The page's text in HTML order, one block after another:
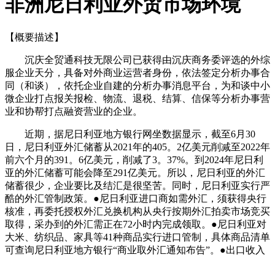
【概要描述】
沉庆全贸通科技无限公司已获得由沉庆商务委评选的外综
服企业天分，具备对外商业运营者身份，依法签定分析办事合
同（和谈），依托企业自建的分析办事消息平台，为和谈中小
微企业打点报关报检、物流、退税、结算、信保等分析办事营
业和协帮打点融资营业的企业。
近期，据尼日利亚地方银行网坐数据显示，截至6月30
日，尼日利亚外汇储蓄从2021年的405。2亿美元削减至2022年
前六个月的391。6亿美元，削减了3。37%。到2024年尼日利
亚的外汇储蓄可能会降至291亿美元。所以，尼日利亚的外汇
储蓄很少，企业要比及结汇是很坚苦。同时，尼日利亚实行严
酷的外汇管制政策。●尼日利亚进口商如需外汇，须获得央行
核准，再委托授权外汇兑换机构从央行按期外汇拍卖市场竞买
取得，采办到的外汇需正在72小时内完成领取。●尼日利亚对
大米、纺织品、家具等41种商品实行进口管制，具体商品清单
可查询尼日利亚地方银行“商业取外汇通知布告”。●出口收入